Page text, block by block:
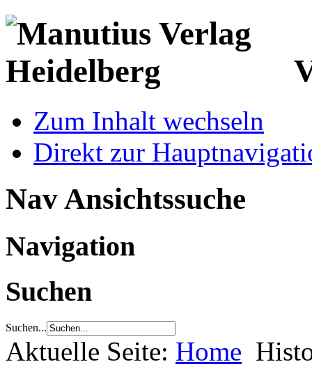
Zum Inhalt wechseln
Direkt zur
Nav Ansichtssuche
Navigation
Suchen
Suchen...
Aktuelle Seite: Home